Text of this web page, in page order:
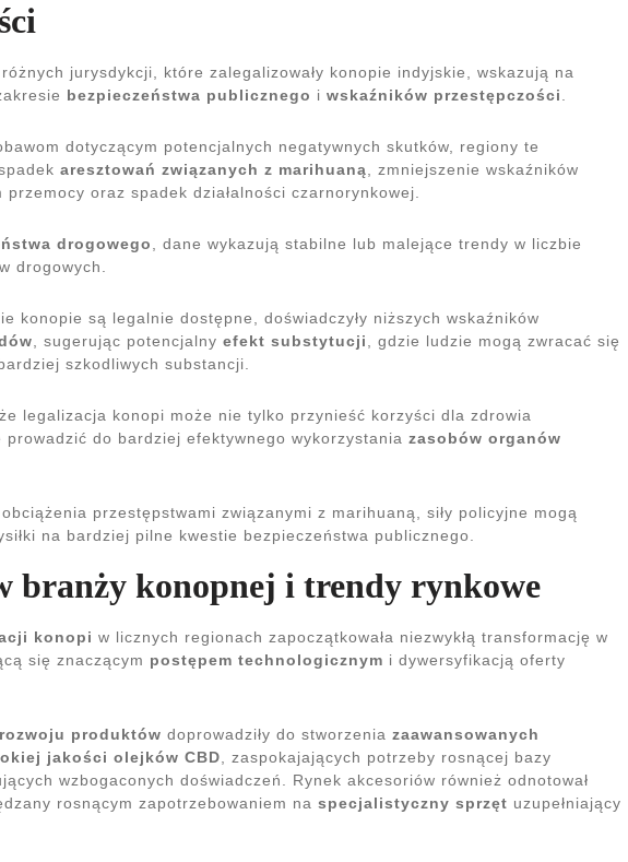
jurysdykcji, które zalegalizowały konopie indyjskie, wskazują na
bezpieczeństwa publicznego i wskaźników przestępczości
dotyczącym potencjalnych negatywnych skutków, regiony te
aresztowań związanych z marihuaną , zmniejszenie wskaźników
oraz spadek działalności czarnorynkowej.
drogowego
, dane wykazują stabilne lub malejące trendy w liczbie
drogowych.
konopie są legalnie dostępne, doświadczyły niższych wskaźników
, sugerując potencjalny efekt substytucji
, gdzie ludzie mogą zwracać się
szkodliwych substancji.
legalizacja konopi może nie tylko przynieść korzyści dla zdrowia
do bardziej efektywnego wykorzystania zasobów organów
przestępstwami związanymi z marihuaną, siły policyjne mogą
na bardziej pilne kwestie bezpieczeństwa publicznego.
branży konopnej i trendy rynkowe
konopi w licznych regionach zapoczątkowała niezwykłą transformację w
się znaczącym postępem technologicznym i dywersyfikacją oferty
rozwoju produktów doprowadziły do stworzenia zaawansowanych
jakości olejków CBD , zaspokajających potrzeby rosnącej bazy
wzbogaconych doświadczeń. Rynek akcesoriów również odnotował
rosnącym zapotrzebowaniem na specjalistyczny sprzęt uzupełniający